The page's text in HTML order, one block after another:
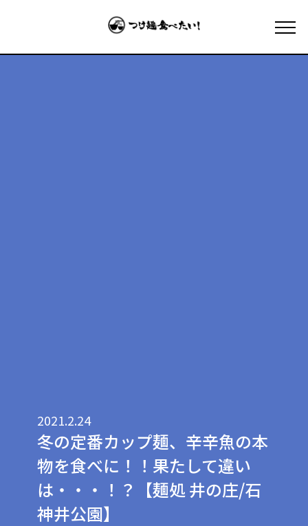
2021.2.24
冬の定番カップ麺、辛辛魚の本
物を食べに！！果たして違い
は・・・！？【麺処 井の庄/石
神井公園】